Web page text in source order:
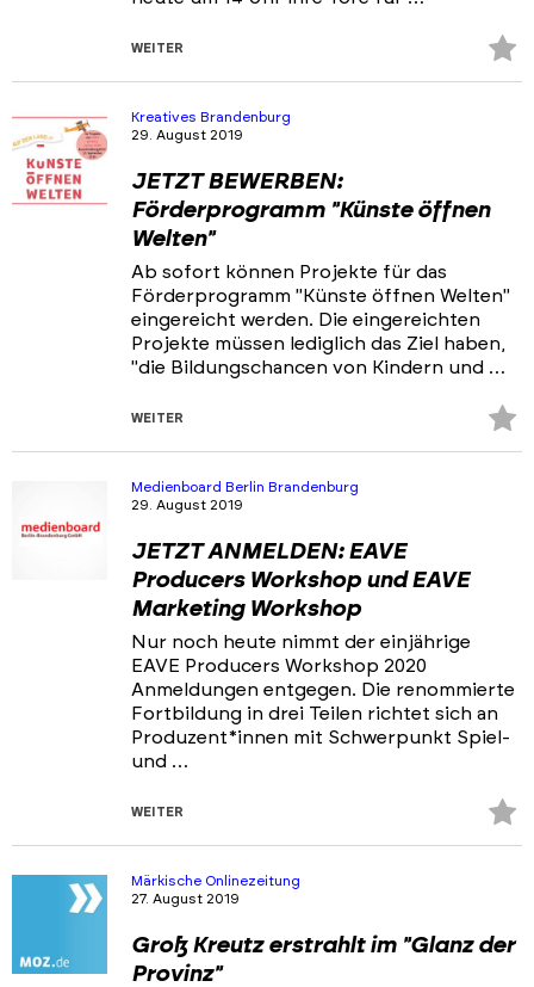
WEITER
Kreatives Brandenburg
29. August 2019
JETZT BEWERBEN:
Förderprogramm "Künste öffnen
Welten"
Ab sofort können Projekte für das
Förderprogramm "Künste öffnen Welten"
eingereicht werden. Die eingereichten
Projekte müssen lediglich das Ziel haben,
"die Bildungschancen von Kindern und …
WEITER
Medienboard Berlin Brandenburg
29. August 2019
JETZT ANMELDEN: EAVE
Producers Workshop und EAVE
Marketing Workshop
Nur noch heute nimmt der einjährige
EAVE Producers Workshop 2020
Anmeldungen entgegen. Die renommierte
Fortbildung in drei Teilen richtet sich an
Produzent*innen mit Schwerpunkt Spiel-
und …
WEITER
Märkische Onlinezeitung
27. August 2019
Groß Kreutz erstrahlt im "Glanz der
Provinz"